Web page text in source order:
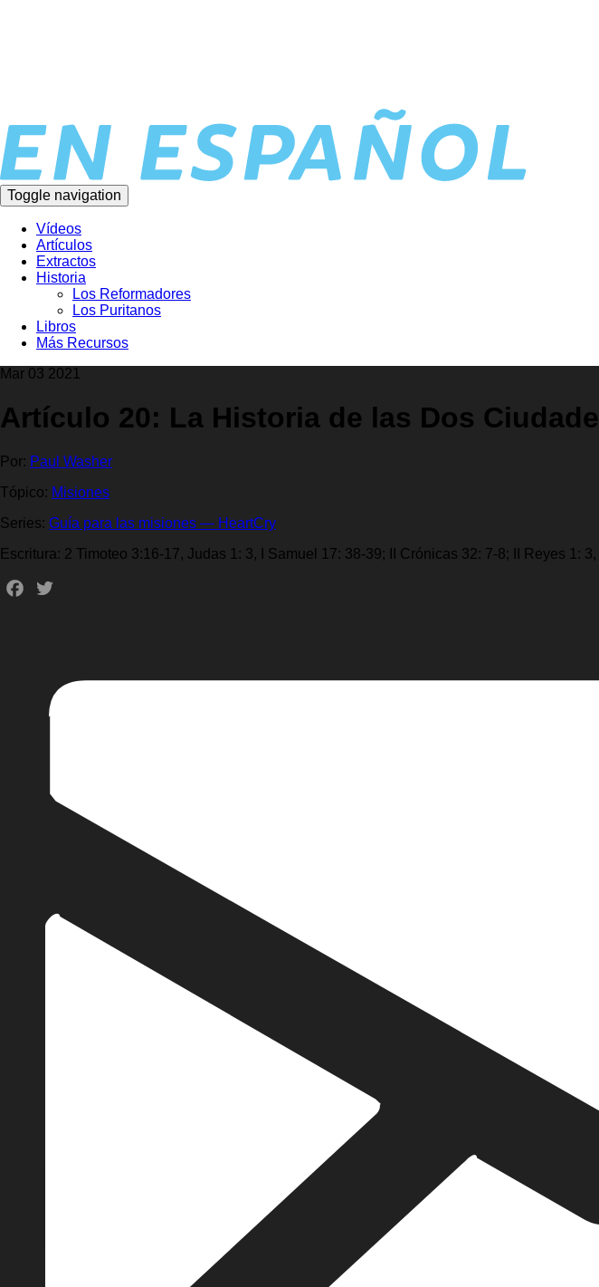
Toggle navigation
Vídeos
Artículos
Extractos
Historia
Los Reformadores
Los Puritanos
Libros
Más Recursos
Mar 03 2021
Artículo 20: La Historia de las Dos
Por: Paul Washer
Tópico: Misiones
Series: Guía para las misiones — HeartCry
Escritura: 2 Timoteo 3:16-17, Judas 1: 3, I Samuel 17: 38-39; II Crónicas 32: 7-8; II Reyes 1:
Facebook